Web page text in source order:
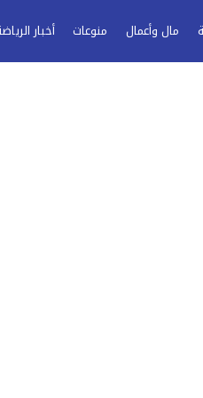
مال وأعمال منوعات أخبار